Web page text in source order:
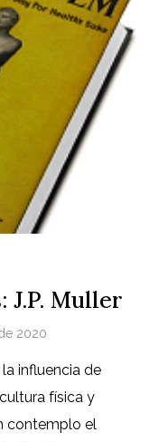
J.P. Muller
2020
influencia de
física y
contemplo el